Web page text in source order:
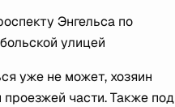
Энгельса по
улицей
уже не может, хозяин
части. Также под